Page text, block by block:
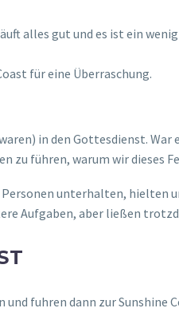
alles gut und es ist ein
für eine Überraschung.
in den Gottesdienst.
zu führen, warum wir dieses
unterhalten, hielten
Aufgaben, aber ließen
fuhren dann zur Sunshine